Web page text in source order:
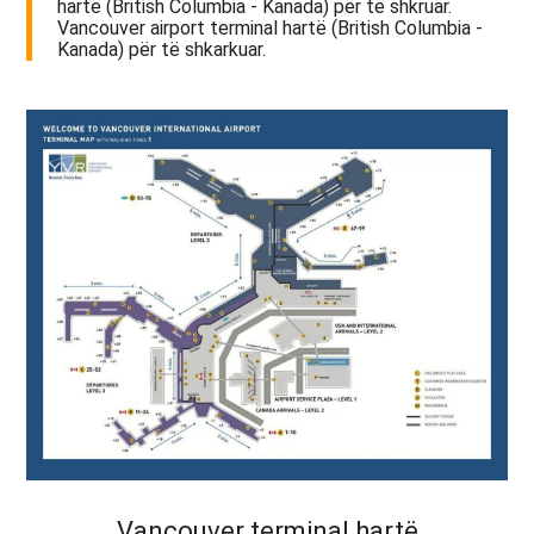
hartë (British Columbia - Kanada) për të shkruar.
Vancouver airport terminal hartë (British Columbia -
Kanada) për të shkarkuar.